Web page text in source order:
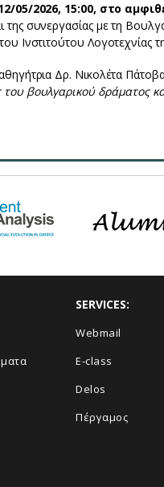
05/2026, 15:00, στο
της συνεργασίας με τη
Ινστιτούτου Λογοτεχνίας
Δρ. Νικολέτα
βουλγαρικού δράματος
SERVICES:
Webmail
E-class
Delos
Πέργαμος